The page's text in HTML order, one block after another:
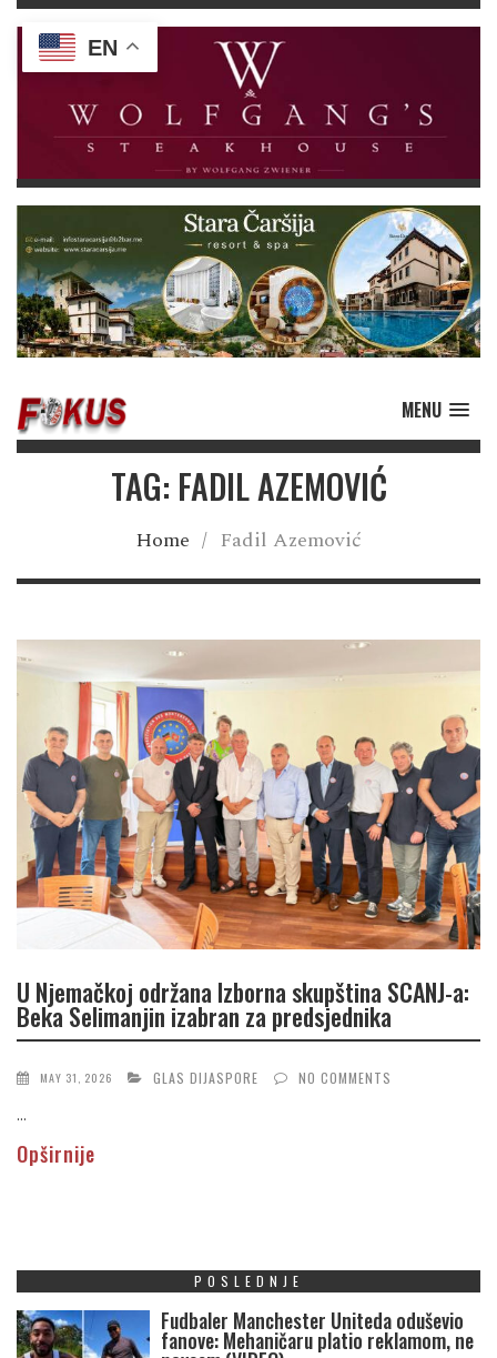
MENU
TAG: FADIL AZEMOVIĆ
Home / Fadil Azemović
U Njemačkoj održana Izborna skupština SCANJ-a:
Beka Selimanjin izabran za predsjednika
MAY 31, 2026 GLAS DIJASPORE NO COMMENTS
...
Opširnije
POSLEDNJE
Fudbaler Manchester Uniteda oduševio
fanove: Mehaničaru platio reklamom, ne
EN